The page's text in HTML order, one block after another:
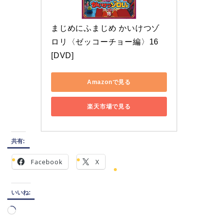
まじめにふまじめ かいけつゾ
ロリ〈ゼッコーチョー編〉16
[DVD]
Amazonで見る
楽天市場で見る
共有:
Facebook X
いいね:
読